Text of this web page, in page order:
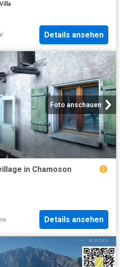
Villa
Details ansehen
Foto anschauen
in Chamoson
Details ansehen